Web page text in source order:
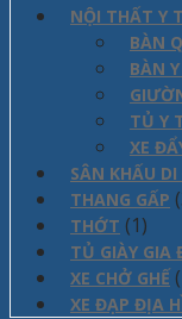
NỘI THẤT Y
BÀN
BÀN
TỦ Y
XE
SÂN KHẤU
THANG GẤP
THỚT (1)
TỦ GIÀY GIA
XE CHỞ GHẾ
XE ĐẠP ĐỊA